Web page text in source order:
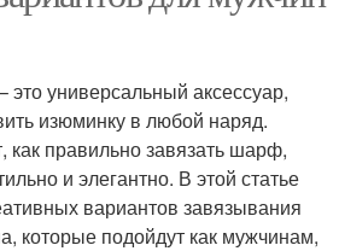
универсальный аксессуар,
изюминку в любой наряд.
как правильно завязать шарф,
и элегантно. В этой статье
вариантов завязывания
которые подойдут как мужчинам,